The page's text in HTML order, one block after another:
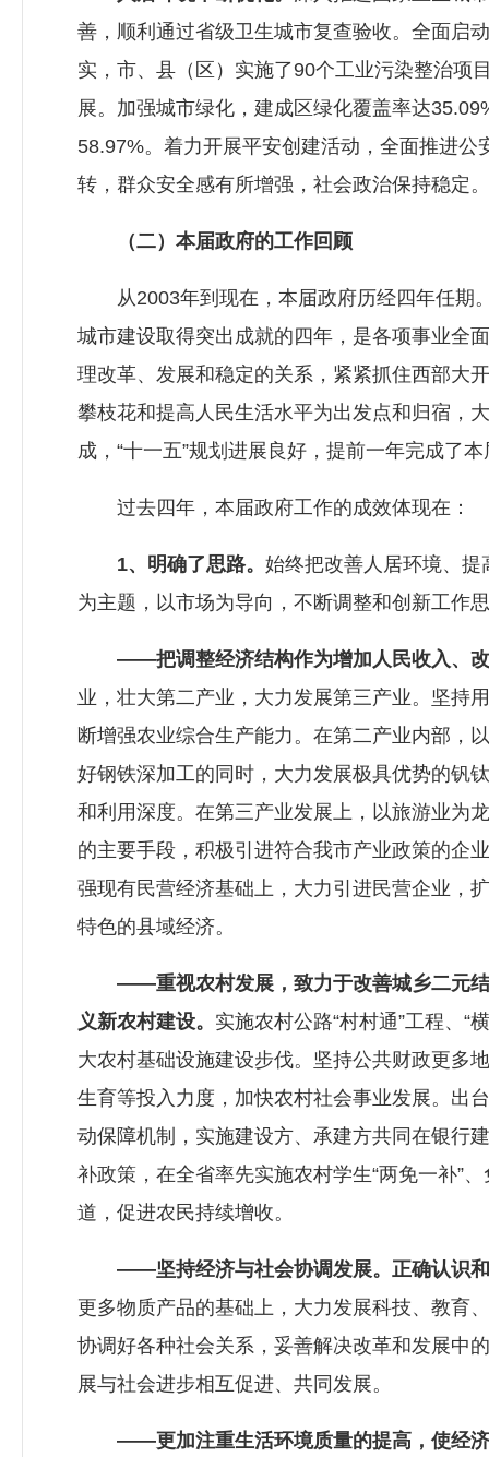
善，顺利通过省级卫生城市复查验收。全面启
实，市、县（区）实施了90个工业污染整治项
展。加强城市绿化，建成区绿化覆盖率达
58.97%。着力开展平安创建活动，全面推进
转，群众安全感有所增强，社会政治保持稳定。
（二）本届政府的工作回顾
从2003年到现在，本届政府历经四年任期。
城市建设取得突出成就的四年，是各项事业全
理改革、发展和稳定的关系，紧紧抓住西部大
攀枝花和提高人民生活水平为出发点和归宿，
成，“十一五”规划进展良好，提前一年完成了
过去四年，本届政府工作的成效体现在：
1、明确了思路。 始终把改善人居环境、
为主题，以市场为导向，不断调整和创新工作
——把调整经济结构作为增加人民收入、
业，壮大第二产业，大力发展第三产业。坚持
断增强农业综合生产能力。在第二产业内部，
好钢铁深加工的同时，大力发展极具优势的钒
和利用深度。在第三产业发展上，以旅游业为
的主要手段，积极引进符合我市产业政策的企
强现有民营经济基础上，大力引进民营企业，
特色的县域经济。
——重视农村发展，致力于改善城乡二元
义新农村建设。 实施农村公路“村村通”工程、
大农村基础设施建设步伐。坚持公共财政更多
生育等投入力度，加快农村社会事业发展。出
动保障机制，实施建设方、承建方共同在银行
补政策，在全省率先实施农村学生“两免一补”
道，促进农民持续增收。
——坚持经济与社会协调发展。正确认识
更多物质产品的基础上，大力发展科技、教育
协调好各种社会关系，妥善解决改革和发展中
展与社会进步相互促进、共同发展。
——更加注重生活环境质量的提高，使经